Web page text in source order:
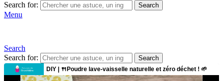
Search for:
Search
Menu
Search
Search for:
Search